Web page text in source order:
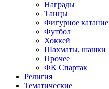
Награды
Танцы
Фигурное катание
Футбол
Хоккей
Шахматы, шашки
Прочее
ФК Спартак
Религия
Тематические